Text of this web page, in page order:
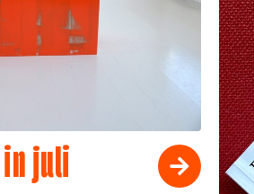
in juli